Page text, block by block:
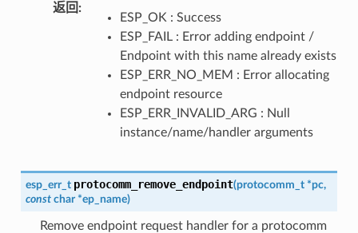
返回
ESP_OK : Success
ESP_FAIL : Error adding endpoint /
Endpoint with this name already exists
ESP_ERR_NO_MEM : Error allocating
endpoint resource
ESP_ERR_INVALID_ARG : Null
instance/name/handler arguments
esp_err_t protocomm_remove_endpoint(protocomm_t *pc,
const char *ep_name)
Remove endpoint request handler for a protocomm